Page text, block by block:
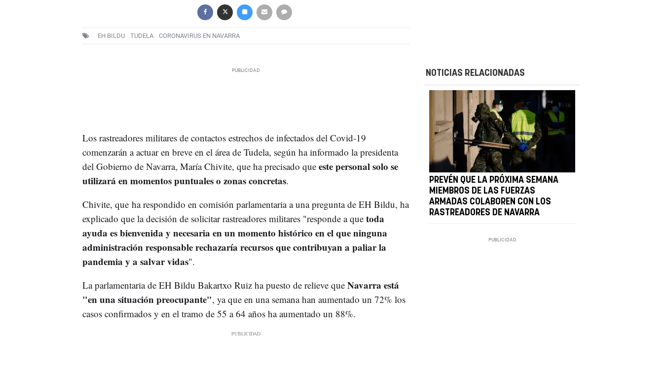
EH BILDU TUDELA CORONAVIRUS EN NAVARRA
Los rastreadores militares de contactos estrechos de infectados del Covid-19
comenzarán a actuar en breve en el área de Tudela, según ha informado la presidenta
del Gobierno de Navarra, María Chivite, que ha precisado queeste personal solo se
utilizará en momentos puntuales o zonas concretas.
Chivite, que ha respondido en comisión parlamentaria a una pregunta de EH Bildu, ha
explicado que la decisión de solicitar rastreadores militares "responde a que toda
ayuda es bienvenida y necesaria en un momento histórico en el que ninguna
administración responsable rechazaría recursos que contribuyan a paliar la
pandemia y a salvar vidas".
La parlamentaria de EH Bildu Bakartxo Ruiz ha puesto de relieve queNavarra está
"en una situación preocupante", ya que en una semana han aumentado un 72% los
casos confirmados y en el tramo de 55 a 64 años ha aumentado un 88%.
NOTICIAS RELACIONADAS
PREVÉN QUE LA PRÓXIMA SEMANA
MIEMBROS DE LAS FUERZAS
ARMADAS COLABOREN CON LOS
RASTREADORES DE NAVARRA